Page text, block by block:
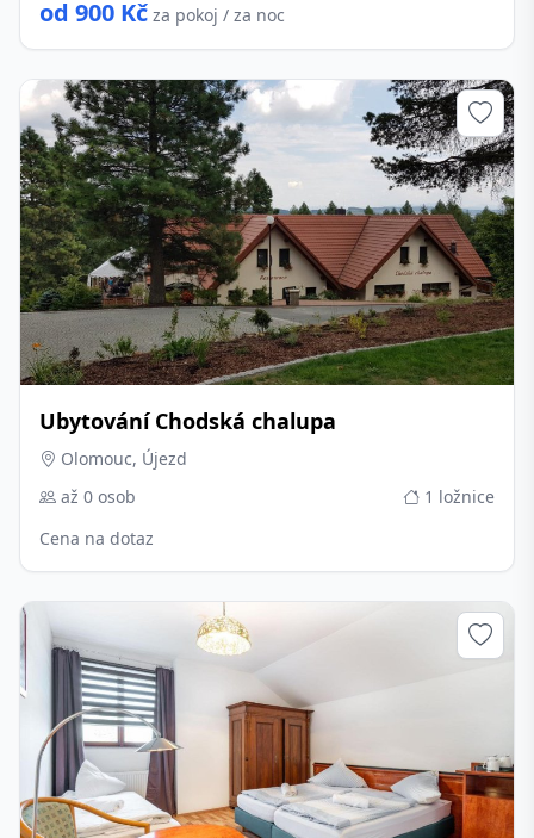
od 900 Kč za pokoj / za noc
Ubytování Chodská chalupa
Olomouc, Újezd
až 0 osob
1 ložnice
Cena na dotaz